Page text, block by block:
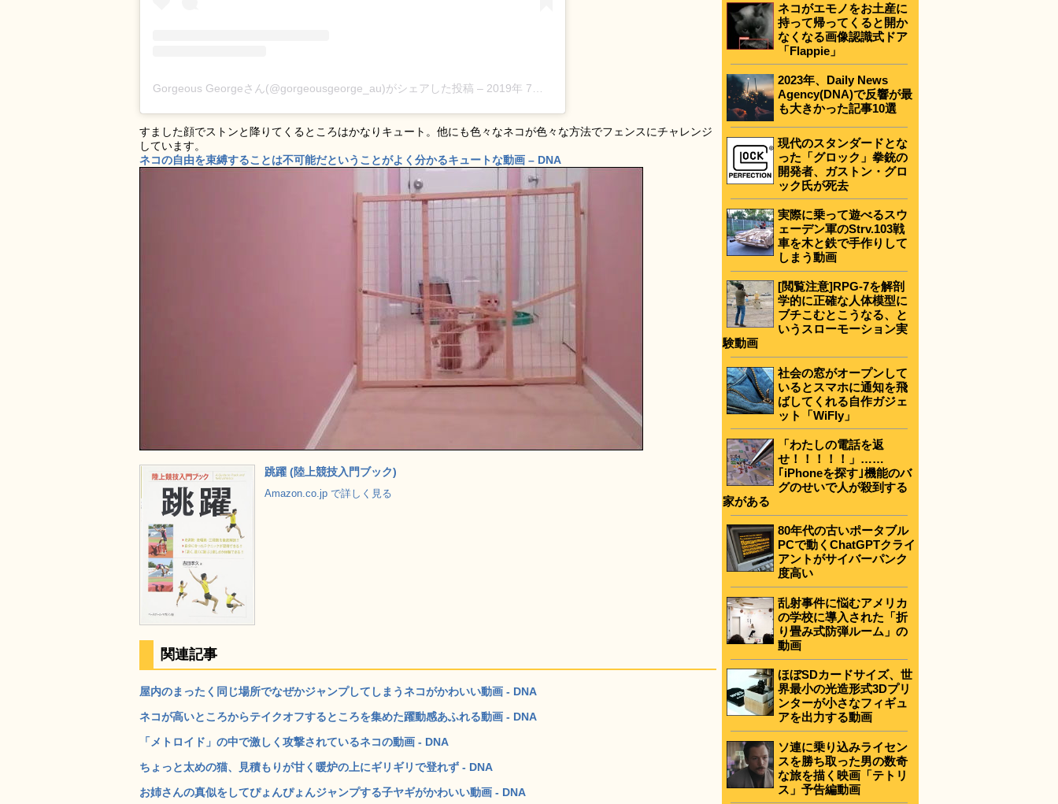
Gorgeous Georgeさん(@gorgeousgeorge_au)がシェアした投稿 – 2019年 7月月4日午前2時39分PDT
すました顔でストンと降りてくるところはかなりキュート。他にも色々なネコが色々な方法でフェンスにチャレンジ
しています。
ネコの自由を束縛することは不可能だということがよく分かるキュートな動画 – DNA
跳躍 (陸上競技入門ブック)
Amazon.co.jp で詳しく見る
関連記事
屋内のまったく同じ場所でなぜかジャンプしてしまうネコがかわいい動画 - DNA
ネコが高いところからテイクオフするところを集めた躍動感あふれる動画 - DNA
「メトロイド」の中で激しく攻撃されているネコの動画 - DNA
ちょっと太めの猫、見積もりが甘く暖炉の上にギリギリで登れず - DNA
お姉さんの真似をしてぴょんぴょんジャンプする子ヤギがかわいい動画 - DNA
ネコがエモノをお土産に
持って帰ってくると開か
なくなる画像認識式ドア
「Flappie」
2023年、Daily News
Agency(DNA)で反響が最
も大きかった記事10選
現代のスタンダードとな
った「グロック」拳銃の
開発者、ガストン・グロ
ック氏が死去
実際に乗って遊べるスウ
ェーデン軍のStrv.103戦
車を木と鉄で手作りして
しまう動画
[閲覧注意]RPG-7を解剖
学的に正確な人体模型に
ブチこむとこうなる、と
いうスローモーション実
験動画
社会の窓がオープンして
いるとスマホに通知を飛
ばしてくれる自作ガジェ
ット「WiFly」
「わたしの電話を返
せ！！！！！」……
｢iPhoneを探す｣機能のバ
グのせいで人が殺到する
家がある
80年代の古いポータブル
PCで動くChatGPTクライ
アントがサイバーパンク
度高い
乱射事件に悩むアメリカ
の学校に導入された「折
り畳み式防弾ルーム」の
動画
ほぼSDカードサイズ、世
界最小の光造形式3Dプリ
ンターが小さなフィギュ
アを出力する動画
ソ連に乗り込みライセン
スを勝ち取った男の数奇
な旅を描く映画「テトリ
ス」予告編動画